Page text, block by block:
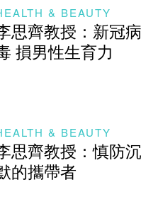
& BEAUTY
思齊教授：新冠病
損男性生育力
& BEAUTY
思齊教授：慎防沉
的攜帶者